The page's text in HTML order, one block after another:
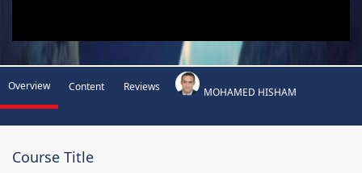
Overview Content Reviews MOHAMED HISHAM
Course Title